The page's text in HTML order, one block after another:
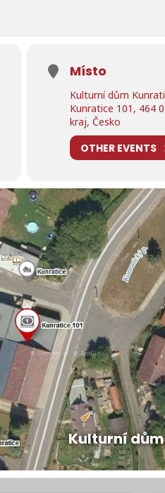
Místo
Kulturní dům
Kunratice 101, 464
kraj, Česko
OTHER EVENTS
Kulturní